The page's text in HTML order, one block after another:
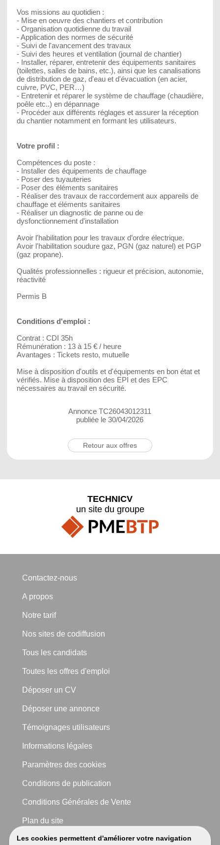
Vos missions au quotidien :
- Mise en oeuvre des chantiers et contribution
- Organisation quotidienne du travail
- Application des normes de sécurité
- Suivi de l'avancement des travaux
- Suivi des heures et ventilation (journal de chantier)
- Installer, réparer, entretenir des équipements sanitaires
(toilettes, salles de bains, etc.), ainsi que les canalisations
de distribution de gaz, d'eau et d'évacuation (en acier,
cuivre, PVC, PER…)
- Entretenir et réparer le système de chauffage (chaudière,
poêle etc..) en dépannage
- Procéder aux différents réglages et assurer la réception
du chantier notamment en formant les utilisateurs.
Votre profil :
Compétences du poste :
- Installer des équipements de chauffage
- Poser des tuyauteries
- Poser des éléments sanitaires
- Réaliser des travaux de raccordement aux appareils de
chauffage et éléments sanitaires
- Réaliser un diagnostic de panne ou de
dysfonctionnement d'installation
Avoir l'habilitation pour les travaux d’ordre électrique.
Avoir l'habilitation soudure gaz, PGN (gaz naturel) et PGP
(gaz propane).
Qualités professionnelles : rigueur et précision, autonomie,
réactivité
Permis B
Conditions d'emploi :
Contrat : CDI 35h
Rémunération : 13 à 15 € / heure
Avantages : Tickets resto, mutuelle
Mise à disposition d'outils et d'équipements en bon état et
vérifiés. Mise à disposition des EPI et des EPC
nécessaires au travail en sécurité.
Annonce TC26043012311
publiée le 30/04/2026
Retour aux offres
Les cookies permettent d'améliorer votre navigation
TECHNICV
un site du groupe
Contactez-nous
A propos
Notre tarif
Nos sites de codiffusion
Tous les candidats
Toutes les offres d'emploi
Déposer un CV
Déposer une annonce
Témoignages utilisateurs
Informations légales
Paramètres des cookies
Conditions de publication
Conditions Générales de Vente
Plan du site